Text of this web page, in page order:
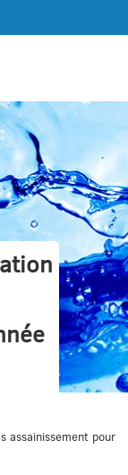
assainissement pour